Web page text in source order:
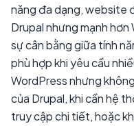
năng đa dạng, website
Drupal nhưng mạnh
sự cân bằng giữa tính
phù hợp khi yêu cầu
WordPress nhưng
của Drupal, khi cần hệ
truy cập chi tiết, hoặc